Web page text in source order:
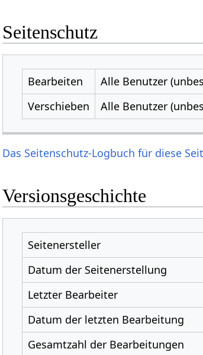
Seitenschutz
Bearbeiten
Alle Benutzer
Verschieben
Alle Benutzer
Das Seitenschutz-Logbuch für diese
Versionsgeschichte
Seitenersteller
Datum der Seitenerstellung
Letzter Bearbeiter
Datum der letzten Bearbeitung
Gesamtzahl der Bearbeitungen